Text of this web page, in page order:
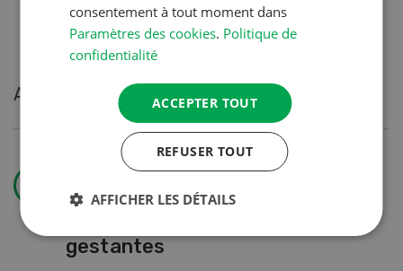
Articles les plus lus
Production animale
Belles et
gestantes
consentement à tout moment dans
Paramètres des cookies. Politique de
confidentialité
ACCEPTER TOUT
REFUSER TOUT
AFFICHER LES DÉTAILS